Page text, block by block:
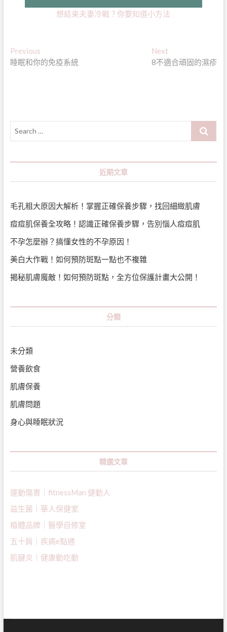
想結束夫妻冷戰？你要知道小方法
文
章
PreviousPrevious
post:
睡眠和你的免疫系統
Next
post:
8不適合頑固的濕疹
Search
近期文章
毛孔粗大原因大解析！掌握正確保養步驟，找回細緻肌膚
痘痘肌保養全攻略！認識正確保養步驟，告別惱人痘痘肌
不孕怎麼辦？搞懂女性的不孕原因！
美白大作戰！如何預防斑點一點也不複雜
揭秘肌膚魔敵！如何預防斑點，全方位保護計畫大公開！
分類
未分類
營養飲食
肌膚保養
肌膚問題
身心與睡眠狀況
精選文章
運動傷害｜fitnessMan 健動人
益生菌｜ 華人保健室
植體品牌｜醫學自修室
五十肩｜疾病e點通
肌腱炎｜健康動吃動